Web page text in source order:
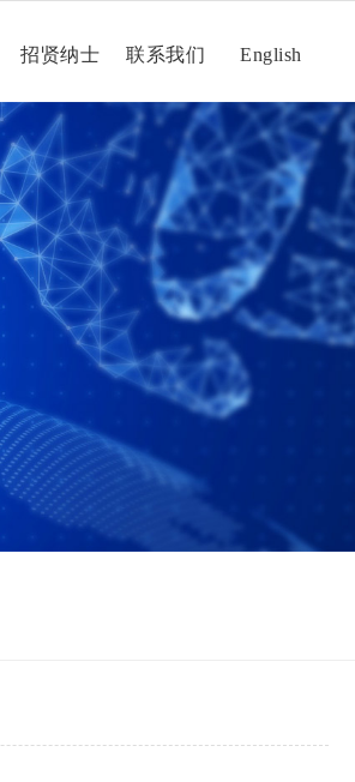
招贤纳士 联系我们 English